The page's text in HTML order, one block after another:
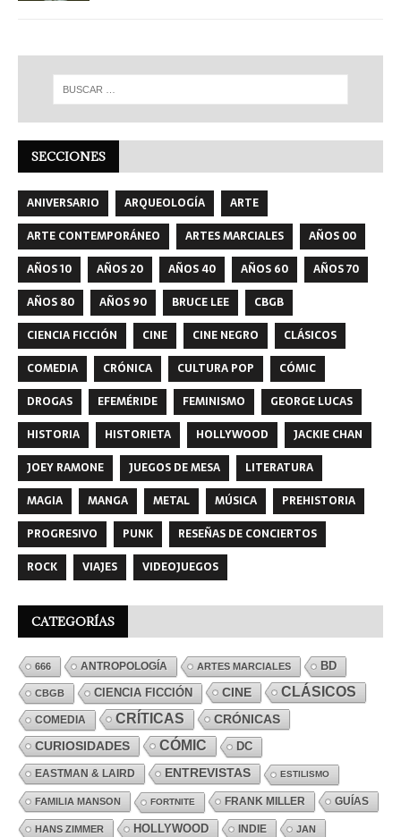
SECCIONES
ANIVERSARIO ARQUEOLOGÍA
ARTE
ARTE CONTEMPORÁNEO
ARTES MARCIALES
AÑOS 00
AÑOS 10
AÑOS 20 AÑOS 40 AÑOS 60
AÑOS 70
AÑOS 80
AÑOS 90 BRUCE LEE
CBGB
CIENCIA FICCIÓN
CINE CINE NEGRO
CLÁSICOS
COMEDIA
CRÓNICA CULTURA POP
CÓMIC
DROGAS
EFEMÉRIDE FEMINISMO
GEORGE LUCAS
HISTORIA
HISTORIETA HOLLYWOOD
JACKIE CHAN
JOEY RAMONE
JUEGOS DE MESA
LITERATURA
MAGIA
MANGA METAL MÚSICA
PREHISTORIA
PROGRESIVO
PUNK
RESEÑAS DE CONCIERTOS
ROCK
VIAJES VIDEOJUEGOS
CATEGORÍAS
666 ANTROPOLOGÍA ARTES MARCIALES BD
CBGB CIENCIA FICCIÓN CINE CLÁSICOS
COMEDIA CRÍTICAS
CRÓNICAS
CURIOSIDADES
CÓMIC DC
EASTMAN & LAIRD ENTREVISTAS ESTILISMO
FAMILIA MANSON FORTNITE FRANK MILLER GUÍAS
HANS ZIMMER HOLLYWOOD INDIE JAN